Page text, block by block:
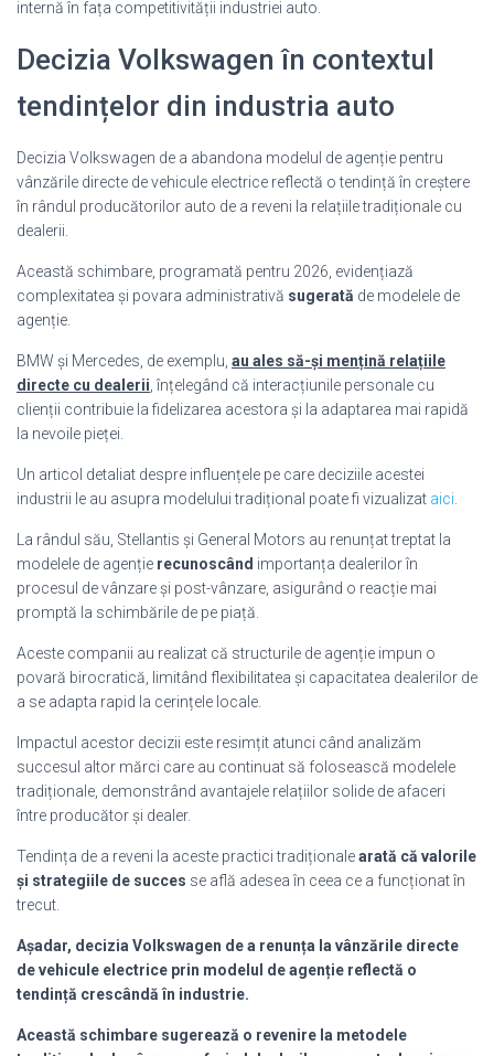
internă în fața competitivității industriei auto.
Decizia Volkswagen în contextul
tendințelor din industria auto
Decizia Volkswagen de a abandona modelul de agenție pentru
vânzările directe de vehicule electrice reflectă o tendință în creștere
în rândul producătorilor auto de a reveni la relațiile tradiționale cu
dealerii.
Această schimbare, programată pentru 2026, evidențiază
complexitatea și povara administrativă sugerată de modelele de
agenție.
BMW și Mercedes, de exemplu, au ales să-și mențină relațiile
directe cu dealerii , înțelegând că interacțiunile personale cu
clienții contribuie la fidelizarea acestora și la adaptarea mai rapidă
la nevoile pieței.
Un articol detaliat despre influențele pe care deciziile acestei
industrii le au asupra modelului tradițional poate fi vizualizat aici
La rândul său, Stellantis și General Motors au renunțat treptat la
modelele de agenție recunoscând importanța dealerilor în
procesul de vânzare și post-vânzare, asigurând o reacție mai
promptă la schimbările de pe piață.
Aceste companii au realizat că structurile de agenție impun o
povară birocratică, limitând flexibilitatea și capacitatea dealerilor de
a se adapta rapid la cerințele locale.
Impactul acestor decizii este resimțit atunci când analizăm
succesul altor mărci care au continuat să folosească modelele
tradiționale, demonstrând avantajele relațiilor solide de afaceri
între producător și dealer.
Tendința de a reveni la aceste practici tradiționalearată că valorile
și strategiile de succes se află adesea în ceea ce a funcționat în
trecut.
Așadar, decizia Volkswagen de a renunța la vânzările directe
de vehicule electrice prin modelul de agenție reflectă o
tendință crescândă în industrie.
Această schimbare sugerează o revenire la metodele